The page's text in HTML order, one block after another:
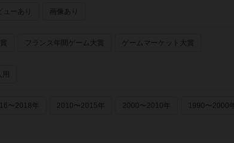
ューあり 画像あり
フランス年間ゲーム大賞 ゲームマーケット大賞
〜2018年 2010〜2015年 2000〜2010年 1990〜2000年